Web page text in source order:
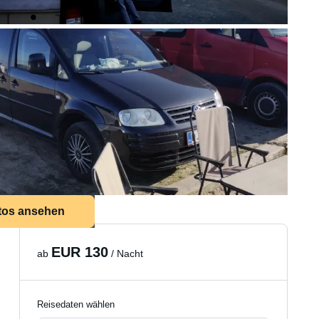
ansehen
ab EUR 130 / Nacht
Reisedaten wählen